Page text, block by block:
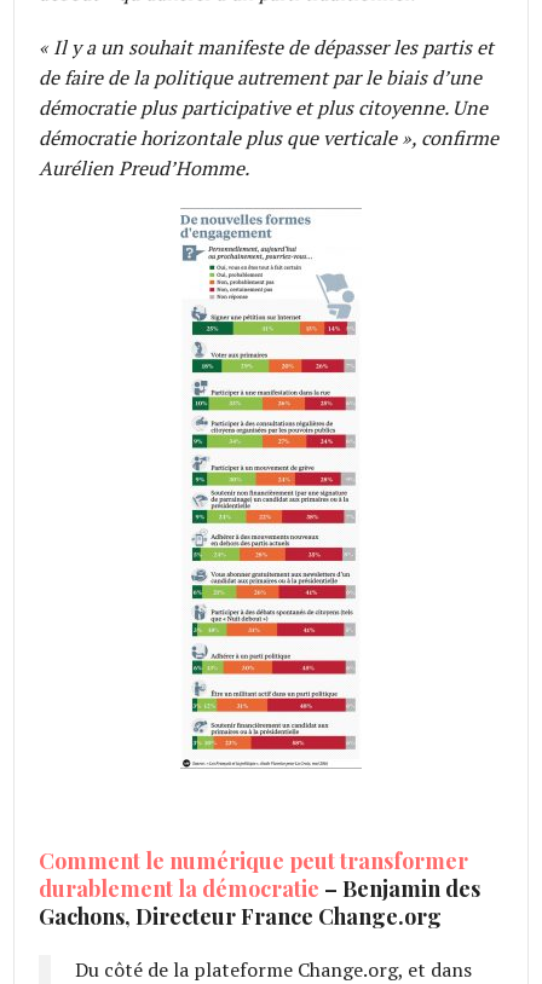
« Il y a un souhait manifeste de dépasser les partis et
de faire de la politique autrement par le biais d’une
démocratie plus participative et plus citoyenne. Une
démocratie horizontale plus que verticale », confirme
Aurélien Preud’Homme.
Comment le numérique peut transformer
durablement la démocratie – Benjamin des
Gachons, Directeur France Change.org
Du côté de la plateforme Change.org, et dans